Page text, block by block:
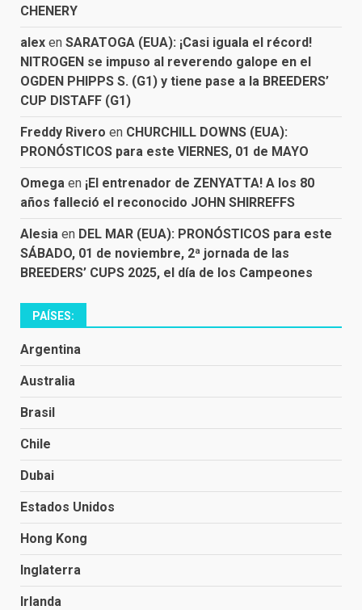
CHENERY
alex en SARATOGA (EUA): ¡Casi iguala el récord!
NITROGEN se impuso al reverendo galope en el
OGDEN PHIPPS S. (G1) y tiene pase a la BREEDERS’
CUP DISTAFF (G1)
Freddy Rivero en CHURCHILL DOWNS (EUA):
PRONÓSTICOS para este VIERNES, 01 de MAYO
Omega en ¡El entrenador de ZENYATTA! A los 80
años falleció el reconocido JOHN SHIRREFFS
Alesia en DEL MAR (EUA): PRONÓSTICOS para este
SÁBADO, 01 de noviembre, 2ª jornada de las
BREEDERS’ CUPS 2025, el día de los Campeones
PAÍSES:
Argentina
Australia
Brasil
Chile
Dubai
Estados Unidos
Hong Kong
Inglaterra
Irlanda